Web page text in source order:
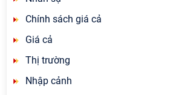
Chính sách giá cả
Giá cả
Thị trường
Nhập cảnh